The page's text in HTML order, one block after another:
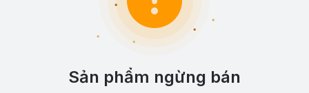
Sản phẩm ngừng bán